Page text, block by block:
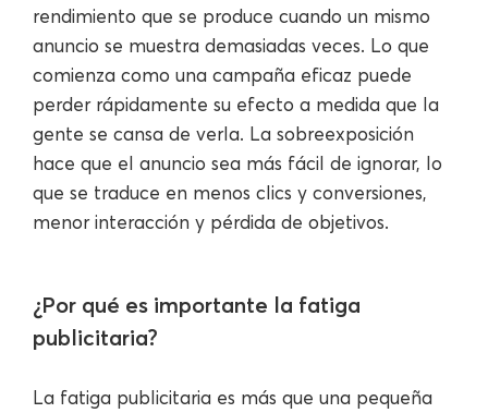
rendimiento que se produce cuando un mismo
anuncio se muestra demasiadas veces. Lo que
comienza como una campaña eficaz puede
perder rápidamente su efecto a medida que la
gente se cansa de verla. La sobreexposición
hace que el anuncio sea más fácil de ignorar, lo
que se traduce en menos clics y conversiones,
menor interacción y pérdida de objetivos.
¿Por qué es importante la fatiga
publicitaria?
La fatiga publicitaria es más que una pequeña